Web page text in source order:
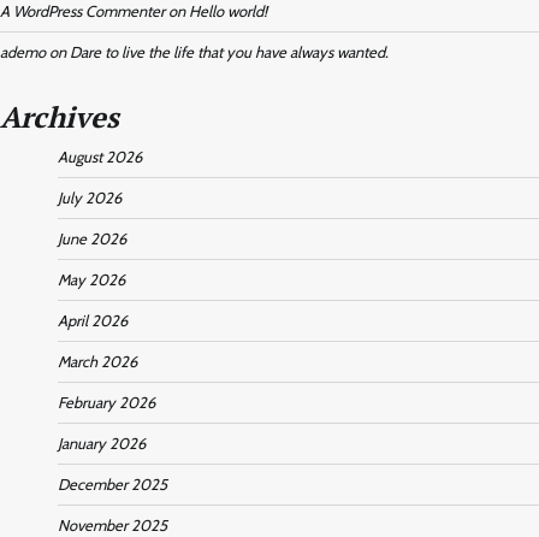
A WordPress Commenteron Hello world!
ademoon Dare to live the life that you have always wanted.
Archives
August 2026
July 2026
June 2026
May 2026
April 2026
March 2026
February 2026
January 2026
December 2025
November 2025